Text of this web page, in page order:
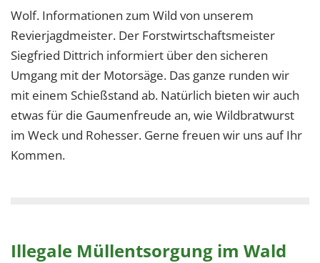
Wolf. Informationen zum Wild von unserem
Revierjagdmeister. Der Forstwirtschaftsmeister
Siegfried Dittrich informiert über den sicheren
Umgang mit der Motorsäge. Das ganze runden wir
mit einem Schießstand ab. Natürlich bieten wir auch
etwas für die Gaumenfreude an, wie Wildbratwurst
im Weck und Rohesser. Gerne freuen wir uns auf Ihr
Kommen.
Illegale Müllentsorgung im Wald